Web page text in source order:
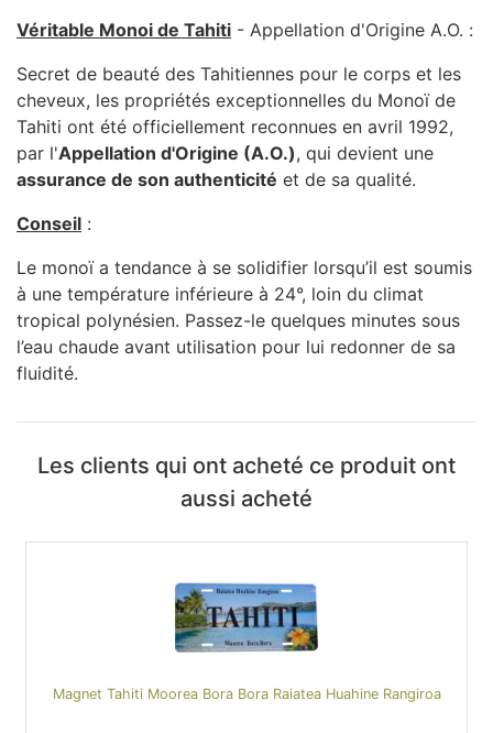
Véritable Monoi de Tahiti - Appellation d'Origine A.O. :
Secret de beauté des Tahitiennes pour le corps et les
cheveux, les propriétés exceptionnelles du Monoï de
Tahiti ont été officiellement reconnues en avril 1992,
par l'Appellation d'Origine (A.O.), qui devient une
assurance de son authenticité et de sa qualité.
Conseil :
Le monoï a tendance à se solidifier lorsqu’il est soumis
à une température inférieure à 24°, loin du climat
tropical polynésien. Passez-le quelques minutes sous
l’eau chaude avant utilisation pour lui redonner de sa
fluidité.
Les clients qui ont acheté ce produit ont
aussi acheté
Magnet Tahiti Moorea Bora Bora Raiatea Huahine Rangiroa